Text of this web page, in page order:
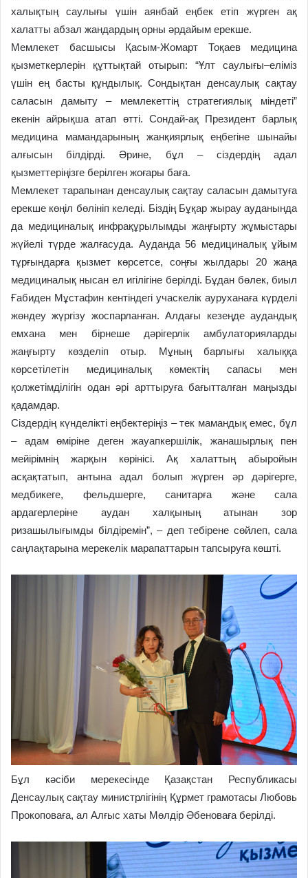
халықтың саулығы үшін аянбай еңбек етіп жүрген ақ
халатты абзал жандардың орны әрдайым ерекше.
Мемлекет басшысы Қасым-Жомарт Тоқаев медицина
қызметкерлерін құттықтай отырып: “Ұлт саулығы–еліміз
үшін ең басты құндылық. Сондықтан денсаулық сақтау
саласын дамыту – мемлекеттің стратегиялық міндеті”
екенін айрықша атап өтті. Сондай-ақ Президент барлық
медицина мамандарының жанқиярлық еңбегіне шынайы
алғысын білдірді. Әрине, бұл – сіздердің адал
қызметтеріңізге берілген жоғары баға.
Мемлекет тарапынан денсаулық сақтау саласын дамытуға
ерекше көңіл бөлініп келеді. Біздің Бұқар жырау ауданында
да медициналық инфрақұрылымды жаңғырту жұмыстары
жүйелі түрде жалғасуда. Ауданда 56 медициналық ұйым
тұрғындарға қызмет көрсетсе, соңғы жылдары 20 жаңа
медициналық нысан ел игілігіне берілді. Бұдан бөлек, биыл
Ғабиден Мұстафин кентіндегі учаскелік ауруханаға күрделі
жөндеу жүргізу жоспарланған. Алдағы кезеңде аудандық
емхана мен бірнеше дәрігерлік амбулаторияларды
жаңғырту көзделіп отыр. Мұның барлығы халыққа
көрсетілетін медициналық көмектің сапасы мен
қолжетімділігін одан әрі арттыруға бағытталған маңызды
қадамдар.
Сіздердің күнделікті еңбектеріңіз – тек мамандық емес, бұл
– адам өміріне деген жауапкершілік, жанашырлық пен
мейірімнің жарқын көрінісі. Ақ халаттың абыройын
асқақтатып, антына адал болып жүрген әр дәрігерге,
медбикеге, фельдшерге, санитарға және сала
ардагерлеріне аудан халқының атынан зор
ризашылығымды білдіремін”, – деп тебірене сөйлеп, сала
саңлақтарына мерекелік марапаттарын тапсыруға көшті.
Бұл кәсіби мерекесінде Қазақстан Республикасы
Денсаулық сақтау министрлігінің Құрмет грамотасы Любовь
Прокоповаға, ал Алғыс хаты Мөлдір Әбеноваға берілді.